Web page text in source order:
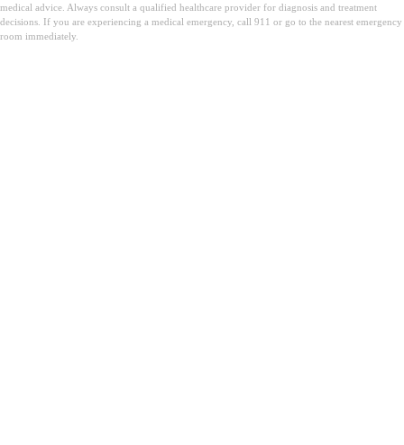
medical advice. Always consult a qualified healthcare provider for diagnosis and treatment
decisions. If you are experiencing a medical emergency, call 911 or go to the nearest emergency
room immediately.